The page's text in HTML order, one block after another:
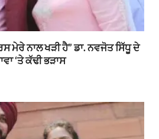
ਮੇਰੇ ਨਾਲ ਖੜੀ ਹੈ” ਡਾ. ਨਵਜੋਤ ਸਿੱਧੂ ਦੇ
‘ਤੇ ਕੱਢੀ ਭੜਾਸ